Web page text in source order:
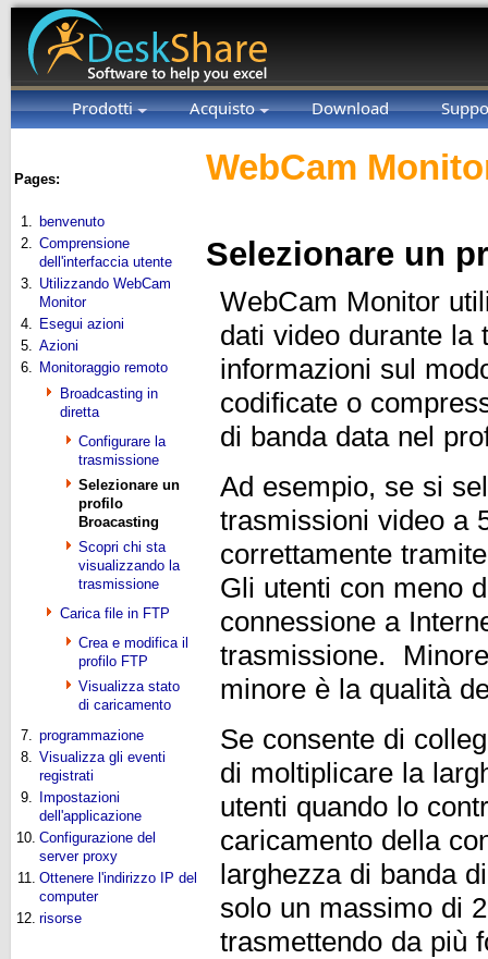
Prodotti Acquisto Download
Pages:
1. benvenuto
2. Comprensione
dell'interfaccia utente
3. Utilizzando WebCam
Monitor
4. Esegui azioni
5. Azioni
6. Monitoraggio remoto
Broadcasting in
diretta
Configurare la
trasmissione
Selezionare un
profilo
Broacasting
Scopri chi sta
visualizzando la
trasmissione
Carica file in FTP
Crea e modifica il
profilo FTP
Visualizza stato
di caricamento
7. programmazione
8. Visualizza gli eventi
registrati
9.
Impostazioni
dell'applicazione
10. Configurazione del
server proxy
11. Ottenere l'indirizzo IP del
computer
12. risorse
WebCam
Selezionare un
WebCam Monitor
dati video durante la
informazioni sul
codificate o
di banda data nel
Ad esempio, se si
trasmissioni video a
correttamente
Gli utenti con meno
connessione a
trasmissione.
minore è la qualità
Se consente di
di moltiplicare la
utenti quando lo
caricamento della
larghezza di banda
solo un massimo di
trasmettendo da più